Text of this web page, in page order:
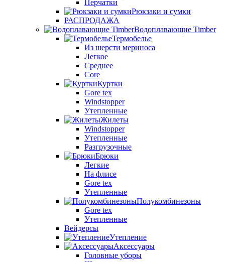
Перчатки
Рюкзаки и сумки
РАСПРОДАЖА
Водоплавающие Timber
Термобелье
Из шерсти мериноса
Легкое
Среднее
Core
Куртки
Gore tex
Windstopper
Утепленные
Жилеты
Windstopper
Утепленные
Разгрузочные
Брюки
Легкие
На флисе
Gore tex
Утепленные
Полукомбинезоны
Gore tex
Утепленные
Вейдерсы
Утепление
Аксессуары
Головные уборы